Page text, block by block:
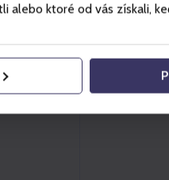
alebo ktoré od vás získali,